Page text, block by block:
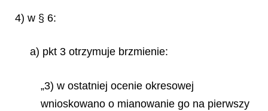
4) w § 6:
a) pkt 3 otrzymuje brzmienie:
„3) w ostatniej ocenie okresowej
wnioskowano o mianowanie go na pierwszy